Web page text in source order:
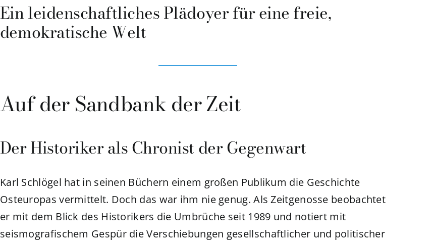
Ein leidenschaftliches Plädoyer für eine freie,
demokratische Welt
Auf der Sandbank der Zeit
Der Historiker als Chronist der Gegenwart
Karl Schlögel hat in seinen Büchern einem großen Publikum die Geschichte
Osteuropas vermittelt. Doch das war ihm nie genug. Als Zeitgenosse beobachtet
er mit dem Blick des Historikers die Umbrüche seit 1989 und notiert mit
seismografischem Gespür die Verschiebungen gesellschaftlicher und politischer